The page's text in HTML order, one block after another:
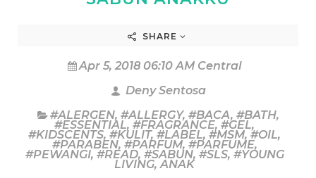
SHARE
Apr 5, 2018 06:10 AM Central
Deny Sentosa
#ALERGEN, #ALLERGY, #BACA, #BATH,
#ESSENTIAL, #FRAGRANCE, #GEL,
#KIDSCENTS, #KULIT, #LABEL, #MSM, #OIL,
#PARABEN, #PARFUM, #PARFUME,
#PEWANGI, #READ, #SABUN, #SLS, #YOUNG
LIVING, ANAK